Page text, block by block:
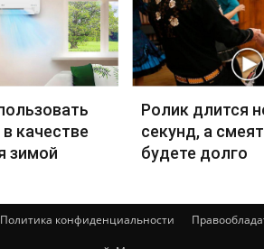
в качестве
зимой
Ролик длится
секунд, а
будете долго
Политика конфиденциальности